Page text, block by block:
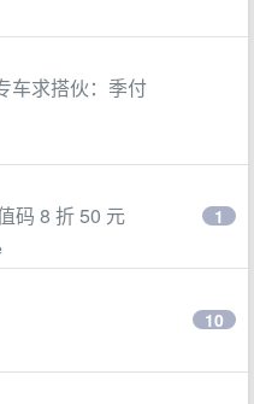
车求搭伙：季付
码 8 折 50 元 1
10